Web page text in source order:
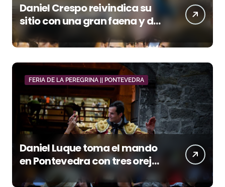
Daniel Crespo reivindica su
sitio con una gran faena y dos
orejas
FERIA DE LA PEREGRINA || PONTEVEDRA
Daniel Luque toma el mando
en Pontevedra con tres orejas
y una Puerta Grande de peso